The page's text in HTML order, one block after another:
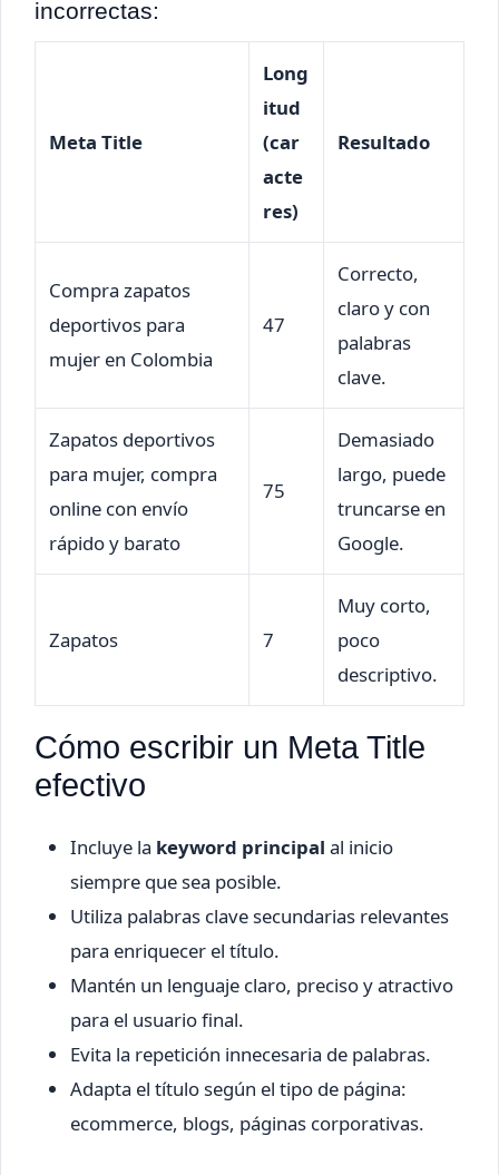
incorrectas:
Meta Title
Long
itud
(car
acte
res)
Resultado
Compra zapatos
deportivos para
mujer en Colombia
47
Correcto,
claro y con
palabras
clave.
Zapatos deportivos
para mujer, compra
online con envío
rápido y barato
75
Demasiado
largo, puede
truncarse en
Google.
Zapatos 7
Muy corto,
poco
descriptivo.
Cómo escribir un Meta Title
efectivo
Incluye la keyword principal al inicio
siempre que sea posible.
Utiliza palabras clave secundarias relevantes
para enriquecer el título.
Mantén un lenguaje claro, preciso y atractivo
para el usuario final.
Evita la repetición innecesaria de palabras.
Adapta el título según el tipo de página:
ecommerce, blogs, páginas corporativas.